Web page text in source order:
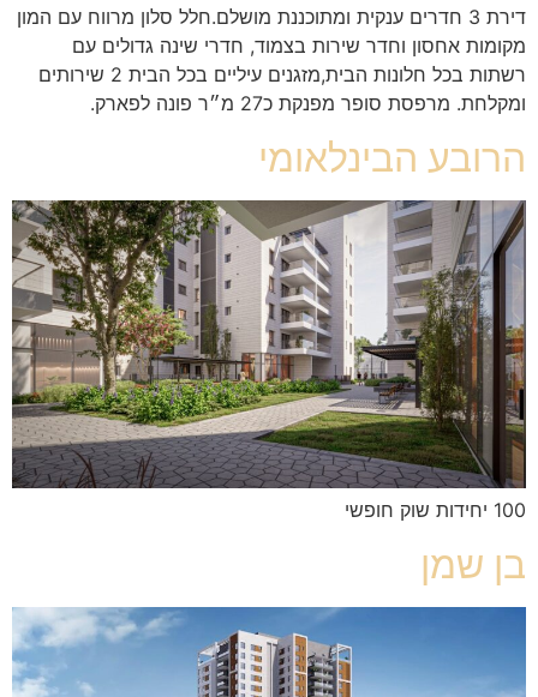
דירת 3 חדרים ענקית ומתוכננת מושלם.חלל סלון מרווח עם המון
מקומות אחסון וחדר שירות בצמוד, חדרי שינה גדולים עם
רשתות בכל חלונות הבית,מזגנים עיליים בכל הבית 2 שירותים
ומקלחת. מרפסת סופר מפנקת כ27 מ״ר פונה לפארק.
הרובע הבינלאומי
100 יחידות שוק חופשי
בן שמן